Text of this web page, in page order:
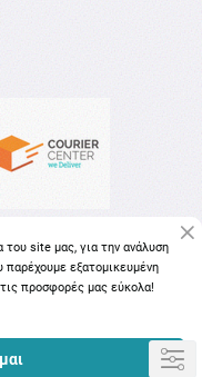
site μας, για την ανάλυση
παρέχουμε εξατομικευμένη
προσφορές μας εύκολα!